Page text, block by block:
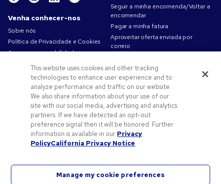
Venha conhecer-nos
Sobre nós
Política de Privacidade e Cookies
A nossa responsabilidade
Condições de utilização
Termos de venda
Carreiras na Pens.com
Ofertas e recursos
Produtos promocionais
Códigos promocionais e cupões
Dicas de arte
Seguir a minha encomenda/Voltar a
encomendar
Pagar a minha fatura
Aproveitar oferta enviada por
correio
Contacte-nos
This website uses cookies and other tracking
technologies to enhance user experience and to
analyze performance and traffic on our website.
We also share information about your use of our
site with our social media, advertising and analytics
partners. If we have detected an opt-out
preference signal then it will be honored. Further
information is available in our Privacy
PolicyCalifornia Privacy Notice
Manage my cookie preferences